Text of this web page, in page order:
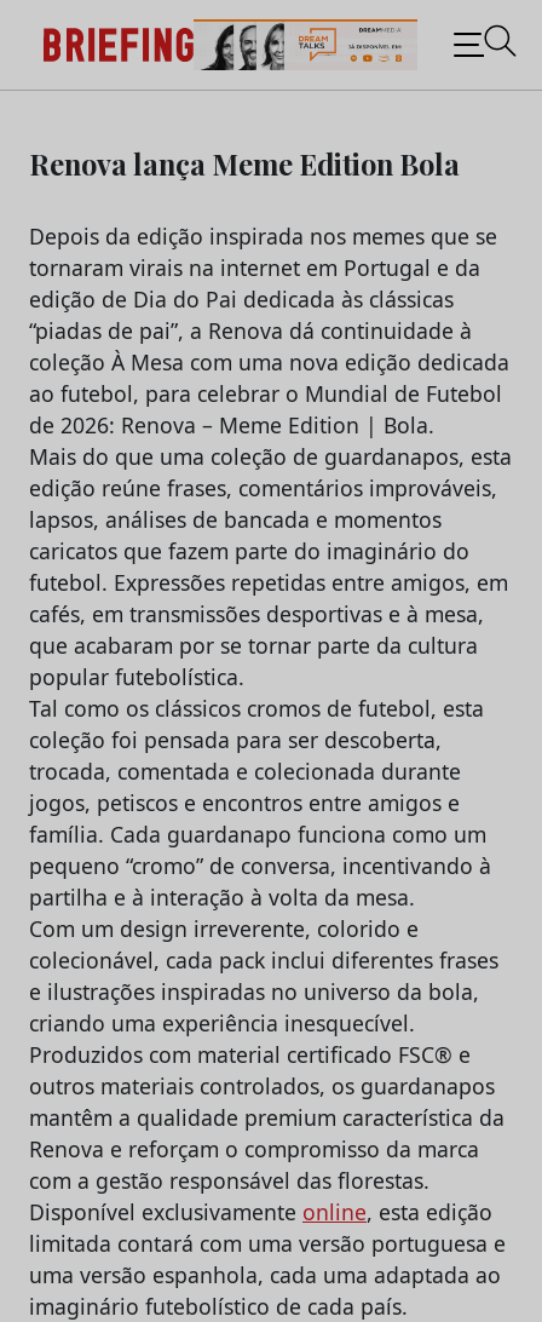
content
Briefing: Todas as notícias sobre os negócios do
Marketing e da Publicidade
Renova lança Meme Edition Bola
Depois da edição inspirada nos memes que se
tornaram virais na internet em Portugal e da
edição de Dia do Pai dedicada às clássicas
“piadas de pai”, a Renova dá continuidade à
coleção À Mesa com uma nova edição dedicada
ao futebol, para celebrar o Mundial de Futebol
de 2026: Renova – Meme Edition | Bola.
Mais do que uma coleção de guardanapos, esta
edição reúne frases, comentários improváveis,
lapsos, análises de bancada e momentos
caricatos que fazem parte do imaginário do
futebol. Expressões repetidas entre amigos, em
cafés, em transmissões desportivas e à mesa,
que acabaram por se tornar parte da cultura
popular futebolística.
Tal como os clássicos cromos de futebol, esta
coleção foi pensada para ser descoberta,
trocada, comentada e colecionada durante
jogos, petiscos e encontros entre amigos e
família. Cada guardanapo funciona como um
pequeno “cromo” de conversa, incentivando à
partilha e à interação à volta da mesa.
Com um design irreverente, colorido e
colecionável, cada pack inclui diferentes frases
e ilustrações inspiradas no universo da bola,
criando uma experiência inesquecível.
Produzidos com material certificado FSC® e
outros materiais controlados, os guardanapos
mantêm a qualidade premium característica da
Renova e reforçam o compromisso da marca
com a gestão responsável das florestas.
Disponível exclusivamente online, esta edição
limitada contará com uma versão portuguesa e
uma versão espanhola, cada uma adaptada ao
imaginário futebolístico de cada país.